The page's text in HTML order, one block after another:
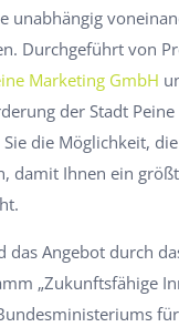
unabhängig
Durchgeführt von
Marketing GmbH
der Stadt Peine
die Möglichkeit,
damit Ihnen ein
das Angebot durch
„Zukunftsfähige